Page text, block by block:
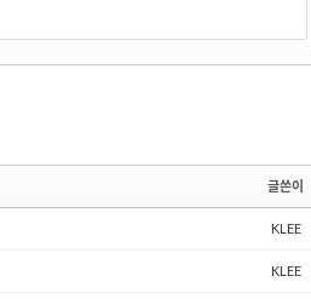
글쓴이
KLEE
KLEE